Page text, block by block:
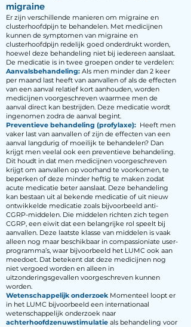
migraine
Er zijn verschillende manieren om migraine en
clusterhoofdpijn te behandelen. Met medicijnen
kunnen de symptomen van migraine en
clusterhoofdpijn redelijk goed onderdrukt worden,
hoewel deze behandeling niet bij iedereen aanslaat.
De medicatie is in twee groepen onder te verdelen:
Aanvalsbehandeling: Als men minder dan 2 keer
per maand last heeft van aanvallen of als de effecten
van een aanval relatief kort aanhouden, worden
medicijnen voorgeschreven waarmee men de
aanval direct kan bestrijden. Deze medicatie wordt
ingenomen zodra de aanval begint.
Preventieve behandeling (profylaxe): Heeft men
vaker last van aanvallen of zijn de effecten van een
aanval langdurig of moeilijk te behandelen? Dan
krijgt men veelal ook een preventieve behandeling.
Dit houdt in dat men medicijnen voorgeschreven
krijgt om aanvallen op voorhand te voorkomen, te
beperken of deze minder heftig te maken zodat
acute medicatie beter aanslaat. Deze behandeling
kan bestaan uit al bekende medicatie of uit nieuw
ontwikkelde medicatie zoals bijvoorbeeld anti-
CGRP-middelen. Die middelen richten zich tegen
CGRP, een eiwit dat een belangrijke rol speelt bij
aanvallen. Deze laatste klasse van middelen is vaak
alleen nog maar beschikbaar in compassioniate user-
programma’s, waar bijvoorbeeld het LUMC ook aan
meedoet. Dat betekent dat deze medicijnen nog
niet vergoed worden en alleen in
uitzonderingsgevallen voorgeschreven kunnen
worden.
Wetenschappelijk onderzoek Momenteel loopt er
in het LUMC bijvoorbeeld een internationaal
wetenschappelijk onderzoek naar
achterhoofdzenuwstimulatie als behandeling voor